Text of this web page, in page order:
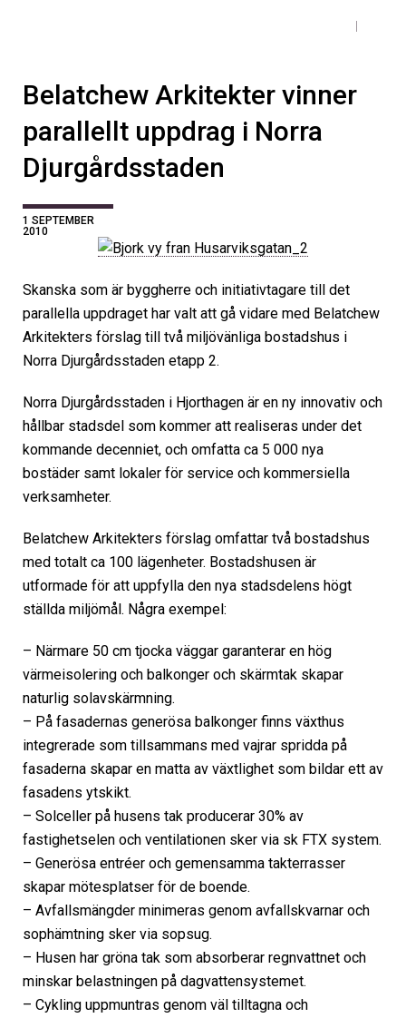
Belatchew Arkitekter vinner
parallellt uppdrag i Norra
Djurgårdsstaden
1 SEPTEMBER
2010
Skanska som är byggherre och initiativtagare till det
parallella uppdraget har valt att gå vidare med Belatchew
Arkitekters förslag till två miljövänliga bostadshus i
Norra Djurgårdsstaden etapp 2.
Norra Djurgårdsstaden i Hjorthagen är en ny innovativ och
hållbar stadsdel som kommer att realiseras under det
kommande decenniet, och omfatta ca 5 000 nya
bostäder samt lokaler för service och kommersiella
verksamheter.
Belatchew Arkitekters förslag omfattar två bostadshus
med totalt ca 100 lägenheter. Bostadshusen är
utformade för att uppfylla den nya stadsdelens högt
ställda miljömål. Några exempel:
– Närmare 50 cm tjocka väggar garanterar en hög
värmeisolering och balkonger och skärmtak skapar
naturlig solavskärmning.
– På fasadernas generösa balkonger finns växthus
integrerade som tillsammans med vajrar spridda på
fasaderna skapar en matta av växtlighet som bildar ett av
fasadens ytskikt.
– Solceller på husens tak producerar 30% av
fastighetselen och ventilationen sker via sk FTX system.
– Generösa entréer och gemensamma takterrasser
skapar mötesplatser för de boende.
– Avfallsmängder minimeras genom avfallskvarnar och
sophämtning sker via sopsug.
– Husen har gröna tak som absorberar regnvattnet och
minskar belastningen på dagvattensystemet.
– Cykling uppmuntras genom väl tilltagna och